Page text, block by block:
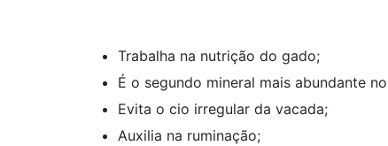
Trabalha na nutrição do gado;
É o segundo mineral mais abundante
Evita o cio irregular da vacada;
Auxilia na ruminação;